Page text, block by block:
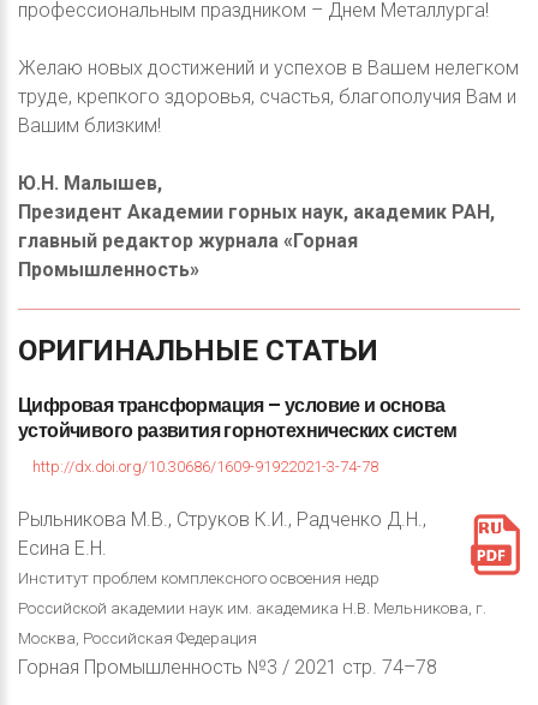
профессиональным праздником – Днем Металлурга!
Желаю новых достижений и успехов в Вашем нелегком
труде, крепкого здоровья, счастья, благополучия Вам и
Вашим близким!
Ю.Н. Малышев,
Президент Академии горных наук, академик РАН,
главный редактор журнала «Горная
Промышленность»
ОРИГИНАЛЬНЫЕ СТАТЬИ
Цифроваятрансформация–условиеиоснова
устойчивогоразвитиягорнотехническихсистем
http://dx.doi.org/10.30686/1609-91922021-3-74-78
Рыльникова М.В., Струков К.И., Радченко Д.Н.,
Есина Е.Н.
Институт проблем комплексного освоения недр
Российской академии наук им. академика Н.В. Мельникова, г.
Москва, Российская Федерация
Горная Промышленность №3 / 2021 стр. 74–78